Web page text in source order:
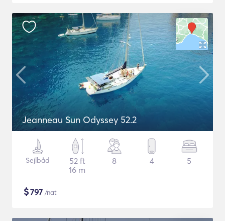
Jeanneau Sun Odyssey 52.2
Sejlbåd
52 ft
16 m
8 4 5
$797 /nat